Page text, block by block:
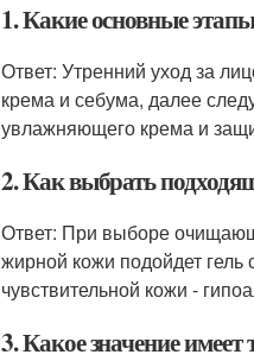
1. Какие основные
Ответ: Утренний уход за
крема и себума, далее
увлажняющего крема и
2. Как выбрать
Ответ: При выборе
жирной кожи подойдет
чувствительной кожи -
3. Какое значение